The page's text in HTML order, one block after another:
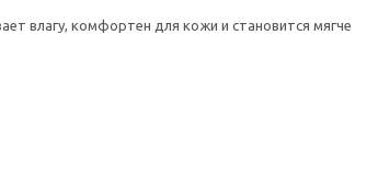
влагу, комфортен для кожи и становится мягче